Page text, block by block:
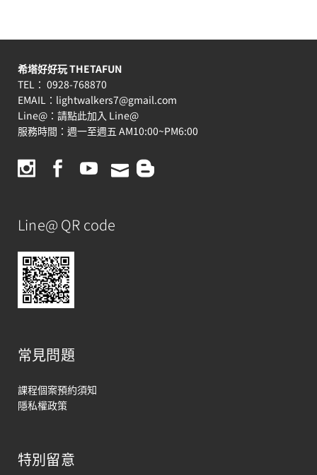
希塔好好玩 THETAFUN
TEL： 0928-768870
EMAIL： lightwalkers7@gmail.com
Line@： 請點此加入 Line@
服務時間：週一至週五 AM10:00~PM6:00
Line@ QR code
常見問題
課程個案預約須知
隱私權政策
特別留意